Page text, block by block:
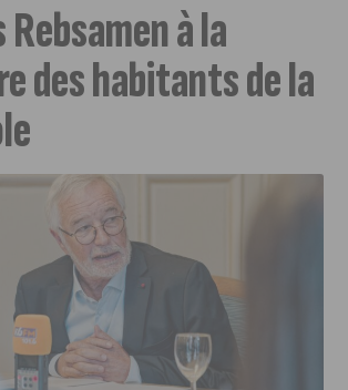
à la
des habitants de la